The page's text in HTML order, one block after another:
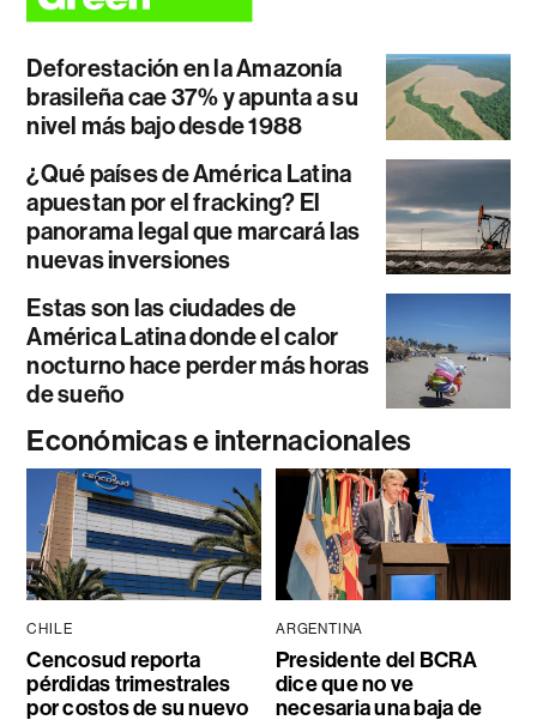
Deforestación en la Amazonía
brasileña cae 37% y apunta a su
nivel más bajo desde 1988
¿Qué países de América Latina
apuestan por el fracking? El
panorama legal que marcará las
nuevas inversiones
Estas son las ciudades de
América Latina donde el calor
nocturno hace perder más horas
de sueño
Económicas e internacionales
CHILE
Cencosud reporta
pérdidas trimestrales
por costos de su nuevo
ARGENTINA
Presidente del BCRA
dice que no ve
necesaria una baja de